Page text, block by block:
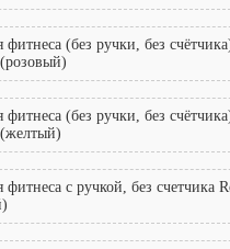
фитнеса (без ручки, без
фитнеса (без ручки, без
фитнеса с ручкой, без счетчика